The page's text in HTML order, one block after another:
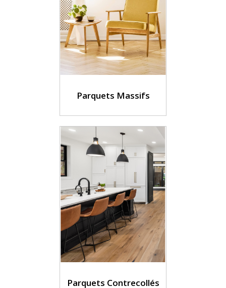
Parquets Massifs
Parquets Contrecollés